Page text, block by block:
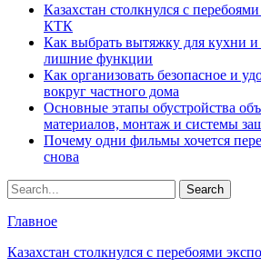
Казахстан столкнулся с
КТК
Как выбрать вытяжку для кухни и
лишние функции
Как организовать безопасное и
вокруг частного дома
Основные этапы обустройства
материалов, монтаж и системы
Почему одни фильмы хочется
снова
Главное
Казахстан столкнулся с перебоями